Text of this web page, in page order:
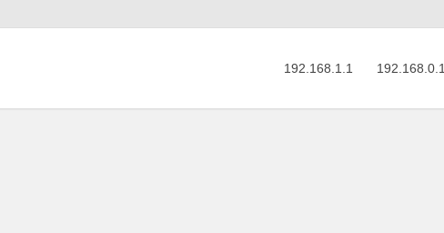
192.168.1.1 192.168.0.1